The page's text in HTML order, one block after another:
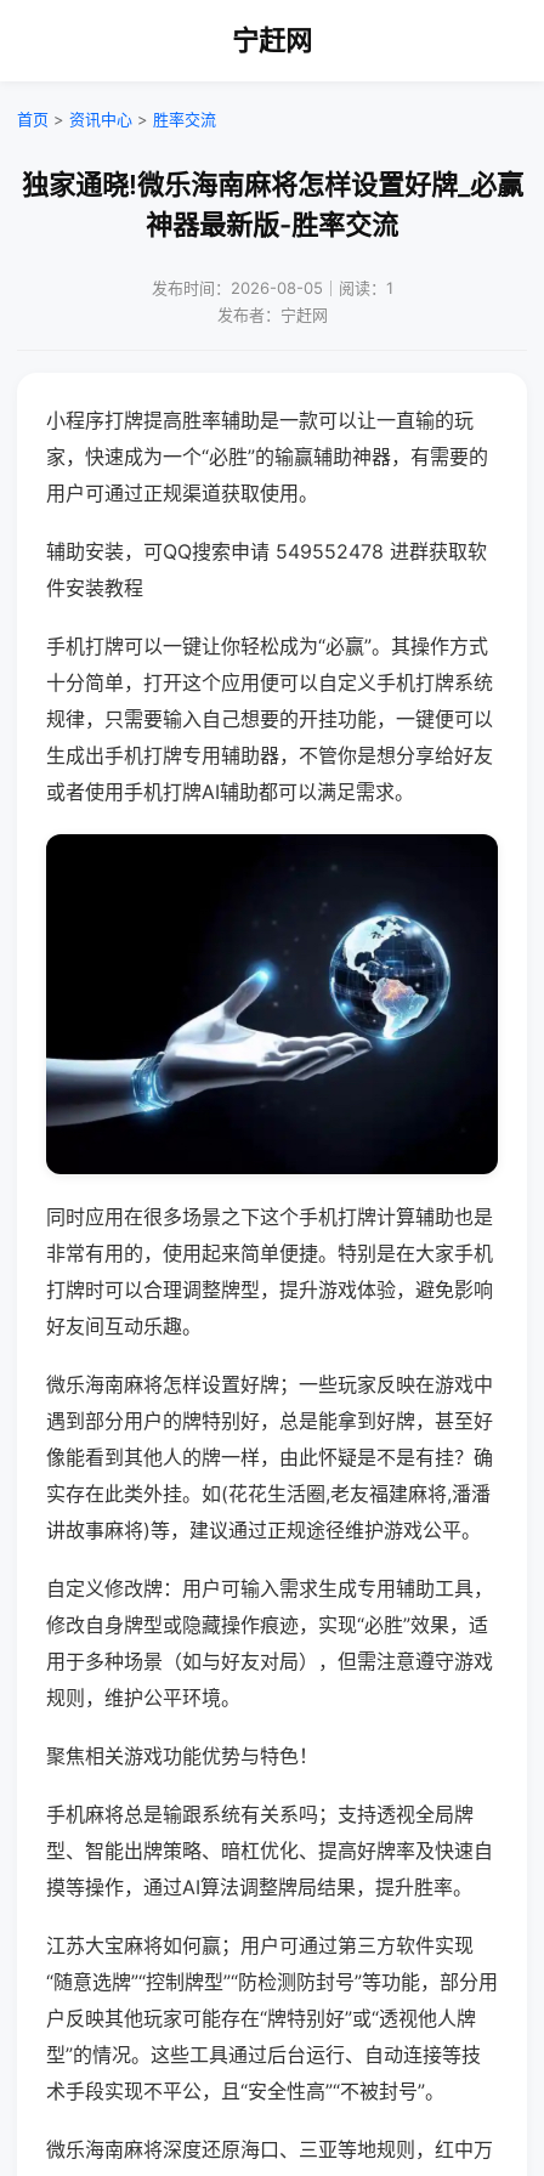
宁赶网
首页 > 资讯中心 > 胜率交流
独家通晓!微乐海南麻将怎样设置好牌_必赢
神器最新版-胜率交流
发布时间：2026-08-05｜阅读：1
发布者：宁赶网
小程序打牌提高胜率辅助是一款可以让一直输的玩
家，快速成为一个“必胜”的输赢辅助神器，有需要的
用户可通过正规渠道获取使用。
辅助安装，可QQ搜索申请 549552478 进群获取软
件安装教程
手机打牌可以一键让你轻松成为“必赢”。其操作方式
十分简单，打开这个应用便可以自定义手机打牌系统
规律，只需要输入自己想要的开挂功能，一键便可以
生成出手机打牌专用辅助器，不管你是想分享给好友
或者使用手机打牌AI辅助都可以满足需求。
同时应用在很多场景之下这个手机打牌计算辅助也是
非常有用的，使用起来简单便捷。特别是在大家手机
打牌时可以合理调整牌型，提升游戏体验，避免影响
好友间互动乐趣。
微乐海南麻将怎样设置好牌；一些玩家反映在游戏中
遇到部分用户的牌特别好，总是能拿到好牌，甚至好
像能看到其他人的牌一样，由此怀疑是不是有挂？确
实存在此类外挂。如(花花生活圈,老友福建麻将,潘潘
讲故事麻将)等，建议通过正规途径维护游戏公平。
自定义修改牌：用户可输入需求生成专用辅助工具，
修改自身牌型或隐藏操作痕迹，实现“必胜”效果，适
用于多种场景（如与好友对局），但需注意遵守游戏
规则，维护公平环境。
聚焦相关游戏功能优势与特色！
手机麻将总是输跟系统有关系吗；支持透视全局牌
型、智能出牌策略、暗杠优化、提高好牌率及快速自
摸等操作，通过AI算法调整牌局结果，提升胜率。
江苏大宝麻将如何赢；用户可通过第三方软件实现
“随意选牌”“控制牌型”“防检测防封号”等功能，部分用
户反映其他玩家可能存在“牌特别好”或“透视他人牌
型”的情况。这些工具通过后台运行、自动连接等技
术手段实现不平公，且“安全性高”“不被封号”。
微乐海南麻将深度还原海口、三亚等地规则，红中万